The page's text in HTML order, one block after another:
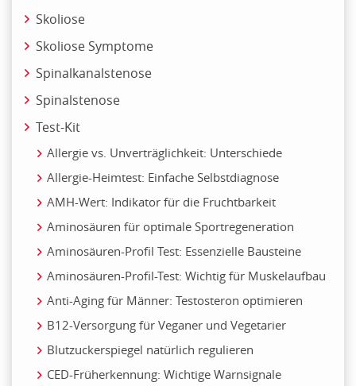
Skoliose
Skoliose Symptome
Spinalkanalstenose
Spinalstenose
Test-Kit
Allergie vs. Unverträglichkeit: Unterschiede
Allergie-Heimtest: Einfache Selbstdiagnose
AMH-Wert: Indikator für die Fruchtbarkeit
Aminosäuren für optimale Sportregeneration
Aminosäuren-Profil Test: Essenzielle Bausteine
Aminosäuren-Profil-Test: Wichtig für Muskelaufbau
Anti-Aging für Männer: Testosteron optimieren
B12-Versorgung für Veganer und Vegetarier
Blutzuckerspiegel natürlich regulieren
CED-Früherkennung: Wichtige Warnsignale